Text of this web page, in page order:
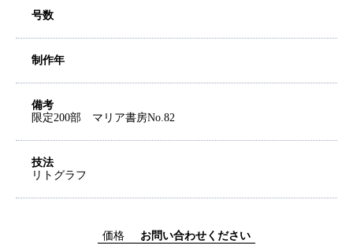
号数
制作年
備考
限定200部 マリア書房No.82
技法
リトグラフ
価格 お問い合わせください